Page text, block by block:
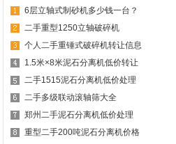
6层立轴式制砂机多少钱一台？
二手重型1250立轴破碎机
个人二手重锤式破碎机转让信息
1.5米×8米泥石分离机低价转让
二手1515泥石分离机低价处理
二手多级联动滚轴筛大全
郑州二手泥石分离机低价处理
重型二手200吨泥石分离机价格